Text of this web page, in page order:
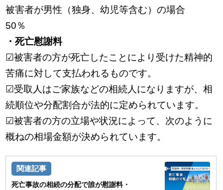
被害者が男性（独身、幼児等含む）の場合
50％
・死亡慰謝料
☑被害者の方が死亡したことにより受けた精神的
苦痛に対して支払われるものです。
☑受取人はご家族などの相続人になりますが、相
続順位や分配割合が法的に定められています。
☑被害者の方の立場や状況によって、次のように
概ねの相場金額が決められています。
死亡事故の相続の分配で誰が慰謝料・